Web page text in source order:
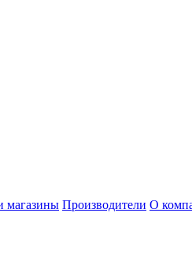
магазины Производители О